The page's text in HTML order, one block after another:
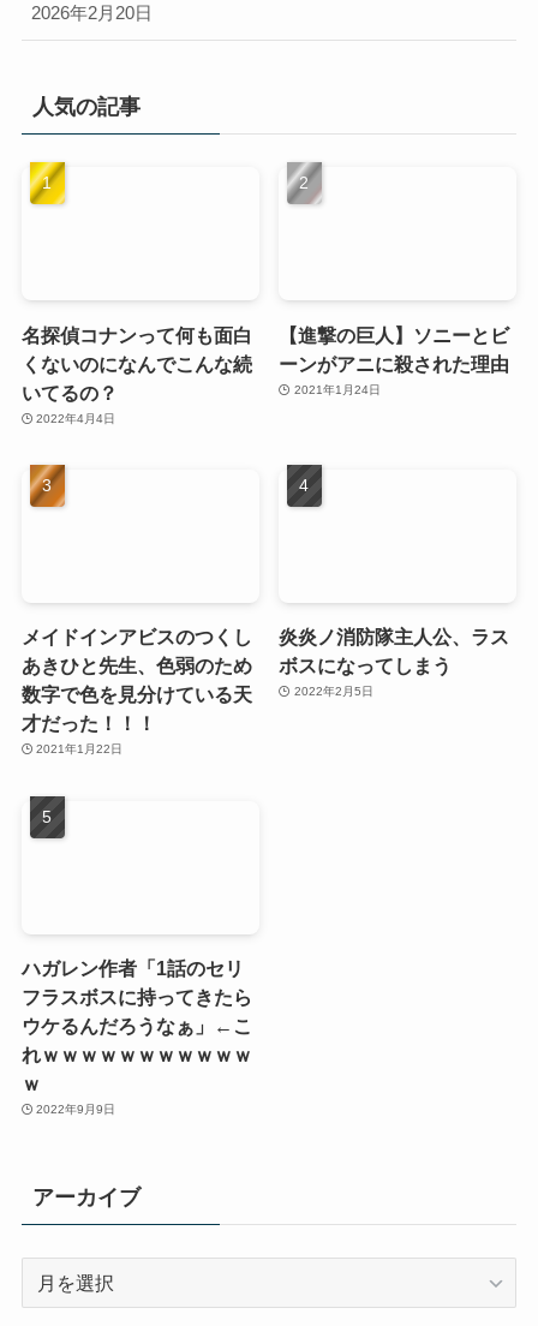
2026年2月20日
人気の記事
名探偵コナンって何も面白
くないのになんでこんな続
いてるの？
2022年4月4日
【進撃の巨人】ソニーとビ
ーンがアニに殺された理由
2021年1月24日
メイドインアビスのつくし
あきひと先生、色弱のため
数字で色を見分けている天
才だった！！！
2021年1月22日
炎炎ノ消防隊主人公、ラス
ボスになってしまう
2022年2月5日
ハガレン作者「1話のセリ
フラスボスに持ってきたら
ウケるんだろうなぁ」←こ
れｗｗｗｗｗｗｗｗｗｗｗ
ｗ
2022年9月9日
アーカイブ